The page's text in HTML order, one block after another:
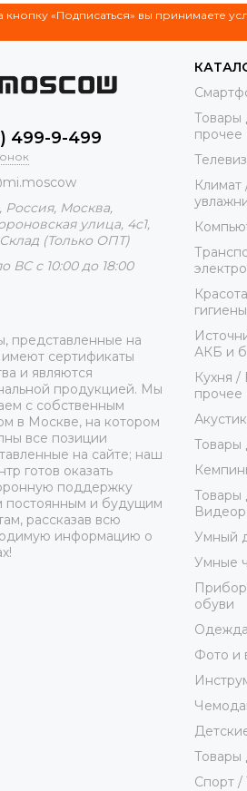
кнопку «Подписаться» вы принимаете
499-9-499
Россия, Москва,
улица, 4с1,
(Только ОПТ)
ВС с 10:00 до 18:00
представленные на
имеют сертификаты
и являются
продукцией. Мы
с собственным
в Москве, на котором
все позиции
на сайте; наш
готов оказать
поддержку
постоянным и будущим
рассказав всю
информацию о
Товары
прочее
Климат
гигиены
АКБ и
Кухня /
прочее
Товары
Товары
Умный
Умные
обуви
Одежда
Фото и
Товары
Спорт /